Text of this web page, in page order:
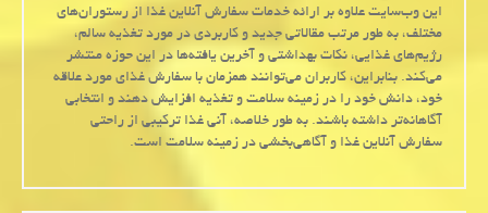
این وب‌سایت علاوه بر ارائه خدمات سفارش آنلاین غذا از رستوران‌های
مختلف، به طور مرتب مقالاتی جدید و کاربردی در مورد تغذیه سالم،
رژیم‌های غذایی، نکات بهداشتی و آخرین یافته‌ها در این حوزه منتشر
می‌کند. بنابراین، کاربران می‌توانند همزمان با سفارش غذای مورد علاقه
خود، دانش خود را در زمینه سلامت و تغذیه افزایش دهند و انتخابی
آگاهانه‌تر داشته باشند. به طور خلاصه، آنی غذا ترکیبی از راحتی
سفارش آنلاین غذا و آگاهی‌بخشی در زمینه سلامت است.